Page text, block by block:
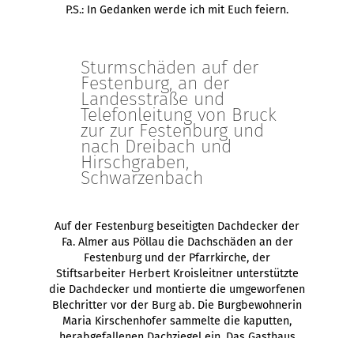
P.S.: In Gedanken werde ich mit Euch feiern.
Sturmschäden auf der
Festenburg, an der
Landesstraße und
Telefonleitung von Bruck
zur zur Festenburg und
nach Dreibach und
Hirschgraben,
Schwarzenbach
Auf der Festenburg beseitigten Dachdecker der
Fa. Almer aus Pöllau die Dachschäden an der
Festenburg und der Pfarrkirche, der
Stiftsarbeiter Herbert Kroisleitner unterstützte
die Dachdecker und montierte die umgeworfenen
Blechritter vor der Burg ab. Die Burgbewohnerin
Maria Kirschenhofer sammelte die kaputten,